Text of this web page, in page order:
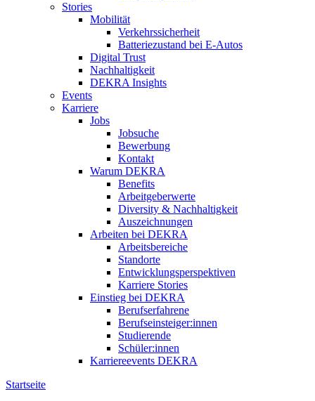
Stories
Mobilität
Verkehrssicherheit
Batteriezustand bei E-Autos
Digital Trust
Nachhaltigkeit
DEKRA Insights
Events
Karriere
Jobs
Jobsuche
Bewerbung
Kontakt
Warum DEKRA
Benefits
Arbeitgeberwerte
Diversity & Nachhaltigkeit
Auszeichnungen
Arbeiten bei DEKRA
Arbeitsbereiche
Standorte
Entwicklungsperspektiven
Karriere Stories
Einstieg bei DEKRA
Berufserfahrene
Berufseinsteiger:innen
Studierende
Schüler:innen
Karriereevents DEKRA
Startseite